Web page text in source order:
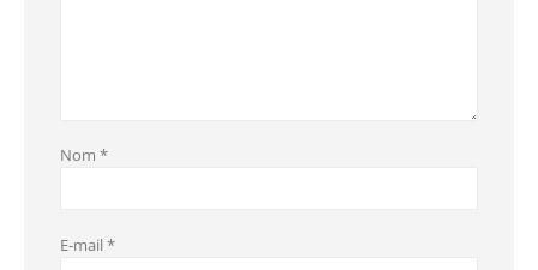
Nom *
E-mail *